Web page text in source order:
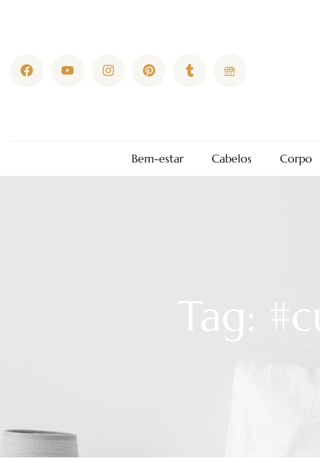
Bem-estar Cabelos Corpo
Tag: